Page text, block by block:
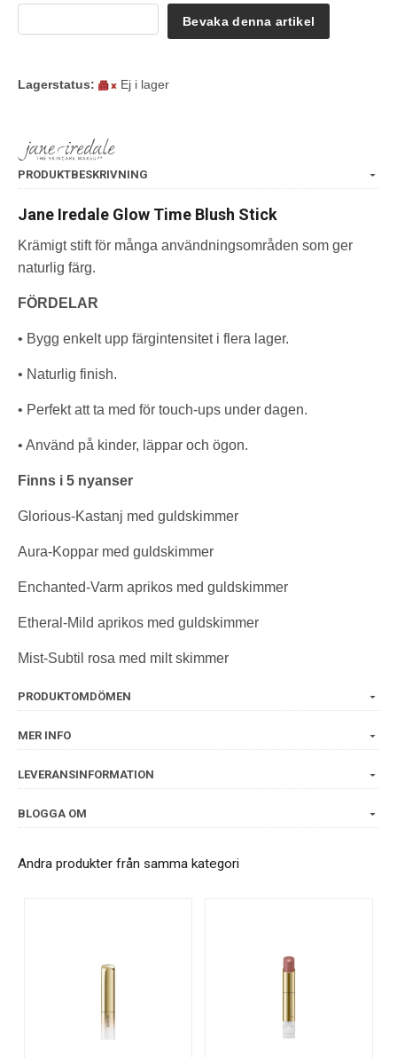
Bevaka denna artikel
Lagerstatus: Ej i lager
PRODUKTBESKRIVNING
Jane Iredale Glow Time Blush Stick
Krämigt stift för många användningsområden som ger
naturlig färg.
FÖRDELAR
• Bygg enkelt upp färgintensitet i flera lager.
• Naturlig finish.
• Perfekt att ta med för touch-ups under dagen.
• Använd på kinder, läppar och ögon.
Finns i 5 nyanser
Glorious-Kastanj med guldskimmer
Aura-Koppar med guldskimmer
Enchanted-Varm aprikos med guldskimmer
Etheral-Mild aprikos med guldskimmer
Mist-Subtil rosa med milt skimmer
PRODUKTOMDÖMEN
MER INFO
LEVERANSINFORMATION
BLOGGA OM
Andra produkter från samma kategori